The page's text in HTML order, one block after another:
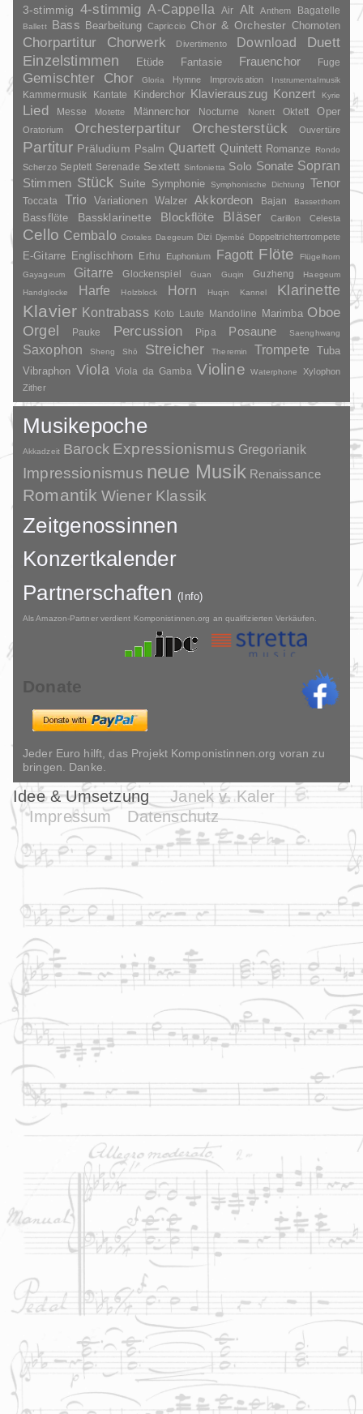
3-stimmig 4-stimmig A-Cappella Air Alt Anthem Bagatelle
Ballett Bass Bearbeitung Capriccio Chor & Orchester Chornoten
Chorpartitur Chorwerk Divertimento Download
Duett
Einzelstimmen
Etüde Fantasie Frauenchor Fuge
Gemischter Chor Gloria Hymne Improvisation Instrumentalmusik
Kammermusik Kantate Kinderchor Klavierauszug Konzert Kyrie
Lied Messe Motette Männerchor Nocturne Nonett Oktett Oper
Oratorium Orchesterpartitur Orchesterstück Ouvertüre
Partitur Präludium Psalm Quartett Quintett Romanze Rondo
Scherzo Septett Serenade Sextett Sinfonietta Solo Sonate Sopran
Stimmen Stück Suite Symphonie Symphonische Dichtung Tenor
Toccata Trio Variationen Walzer Akkordeon Bajan Bassetthorn
Bassflöte Bassklarinette Blockflöte Bläser Carillon Celesta
Cello Cembalo Crotales Daegeum Dizi Djembé Doppeltrichtertrompete
E-Gitarre Englischhorn Erhu Euphonium Fagott Flöte
Flügelhorn
Gayageum
Gitarre Glockenspiel Guan Guqin Guzheng
Haegeum
Handglocke
Harfe Holzblock Horn Huqin Kannel Klarinette
Klavier Kontrabass Koto Laute Mandoline Marimba Oboe
Orgel Pauke Percussion Pipa Posaune Saenghwang
Saxophon Sheng Shō Streicher Theremin Trompete
Tuba
Vibraphon Viola Viola da Gamba Violine Waterphone
Xylophon
Zither
Musikepoche
Akkadzeit Barock Expressionismus Gregorianik
Impressionismus neue Musik Renaissance
Romantik Wiener Klassik
Zeitgenossinnen
Konzertkalender
Partnerschaften(Info)
Als Amazon-Partner verdient Komponistinnen.org an qualifizierten Verkäufen.
Donate
Jeder Euro hilft, das Projekt Komponistinnen.org voran zu
bringen. Danke.
Idee & Umsetzung
Janek v. Kaler
Impressum
Datenschutz